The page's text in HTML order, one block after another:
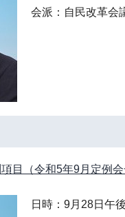
会派：自民改革会
目（令和5年9月定例会
日時：9月28日午後